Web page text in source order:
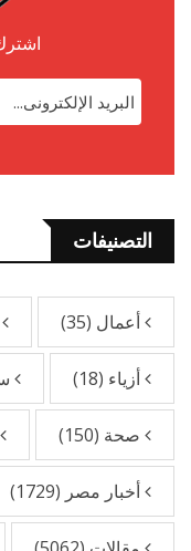
التصنيفات
أعمال (35)
أزياء (18)
صحة (150)
أخبار مصر (1729)